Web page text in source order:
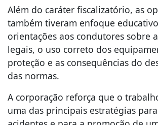
Além do caráter fiscalizatório, as
também tiveram enfoque
orientações aos condutores sobre
legais, o uso correto dos
proteção e as consequências do
das normas.
A corporação reforça que o
uma das principais estratégias